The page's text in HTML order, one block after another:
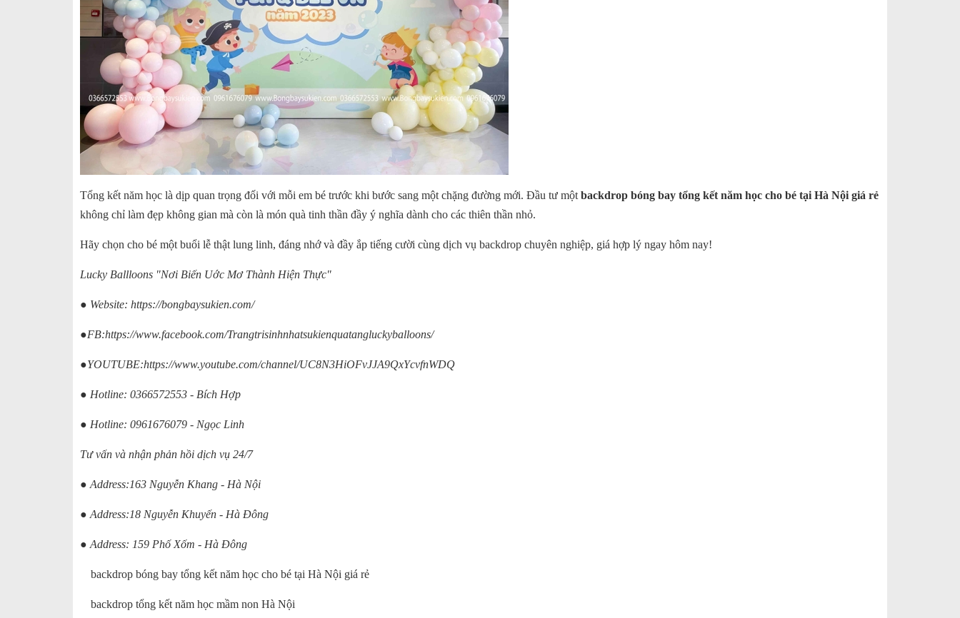
Tổng kết năm học là dịp quan trọng đối với mỗi em bé trước khi bước sang một chặng đường mới. Đầu tư một backdrop bóng bay tổng kết năm học cho bé tại Hà Nội giá rẻ
không chỉ làm đẹp không gian mà còn là món quà tinh thần đầy ý nghĩa dành cho các thiên thần nhỏ.
Hãy chọn cho bé một buổi lễ thật lung linh, đáng nhớ và đầy ắp tiếng cười cùng dịch vụ backdrop chuyên nghiệp, giá hợp lý ngay hôm nay!
Lucky Ballloons "Nơi Biến Uớc Mơ Thành Hiện Thực"
● Website: https://bongbaysukien.com/
●FB:https://www.facebook.com/Trangtrisinhnhatsukienquatangluckyballoons/
●YOUTUBE:https://www.youtube.com/channel/UC8N3HiOFvJJA9QxYcvfnWDQ
● Hotline: 0366572553 - Bích Hợp
● Hotline: 0961676079 - Ngọc Linh
Tư vấn và nhận phản hồi dịch vụ 24/7
● Address:163 Nguyễn Khang - Hà Nội
● Address:18 Nguyễn Khuyến - Hà Đông
● Address: 159 Phố Xốm - Hà Đông
backdrop bóng bay tổng kết năm học cho bé tại Hà Nội giá rẻ
backdrop tổng kết năm học mầm non Hà Nội